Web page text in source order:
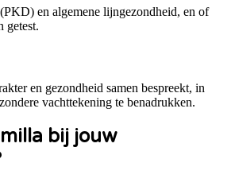
en algemene lijngezondheid, en of
getest.
en gezondheid samen bespreekt, in
vachttekening te benadrukken.
bij jouw